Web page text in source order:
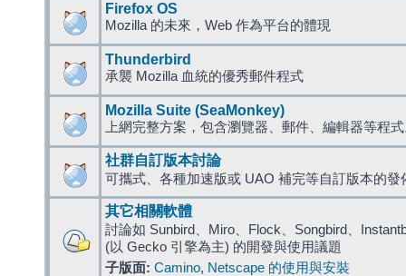
Firefox OS
Mozilla 的未來，Web 作為平台的體現
Thunderbird
承襲 Mozilla 血統的優秀郵件程式
Mozilla Suite (SeaMonkey)
上網完整方案，包含瀏覽器、郵件、編輯器等程
社群自訂版本討論
可攜式、各種加速版或 UAO 補完等自訂版本的發
其它相關軟體
討論如 Sunbird、Miro、Flock、Songbird、
(以 Gecko 引擎為主) 的開發與使用議題
子版面: Camino, Netscape 的使用與安裝